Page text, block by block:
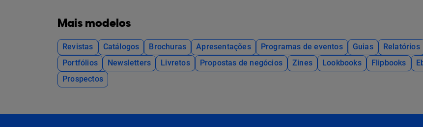
Mais modelos
Revistas Catálogos Brochuras Apresentações Programas de eventos Guias Relatórios
Portfólios
Newsletters Livretos Propostas de negócios Zines Lookbooks Flipbooks
Prospectos